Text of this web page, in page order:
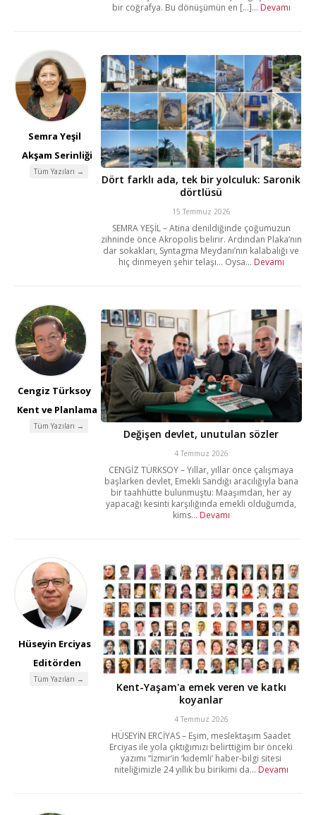
bir coğrafya. Bu dönüşümün en [...]... Devamı
Semra Yeşil
Akşam Serinliği
Tüm Yazıları →
Dört farklı ada, tek bir yolculuk: Saronik
dörtlüsü
15 Temmuz 2026
SEMRA YEŞİL – Atina denildiğinde çoğumuzun
zihninde önce Akropolis belirir. Ardından Plaka’nın
dar sokakları, Syntagma Meydanı’nın kalabalığı ve
hiç dinmeyen şehir telaşı… Oysa... Devamı
Cengiz Türksoy
Kent ve Planlama
Tüm Yazıları →
Değişen devlet, unutulan sözler
4 Temmuz 2026
CENGİZ TÜRKSOY – Yıllar, yıllar önce çalışmaya
başlarken devlet, Emekli Sandığı aracılığıyla bana
bir taahhütte bulunmuştu: Maaşımdan, her ay
yapacağı kesinti karşılığında emekli olduğumda,
kims... Devamı
Hüseyin Erciyas
Editörden
Tüm Yazıları →
Kent-Yaşam'a emek veren ve katkı
koyanlar
4 Temmuz 2026
HÜSEYİN ERCİYAS – Eşim, meslektaşım Saadet
Erciyas ile yola çıktığımızı belirttiğim bir önceki
yazımı “İzmir’in ‘kıdemli’ haber-bilgi sitesi
niteliğimizle 24 yıllık bu birikimi da... Devamı